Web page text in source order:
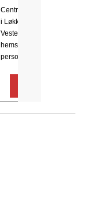
Centralt beliggende
i Løkken by i gåafstand til
Vesterhavet. Lejligheden
hems. Ferielejligheden
personer. Ferieboligen er